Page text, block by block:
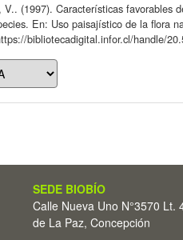
V.. (1997). Características favorables
En: Uso paisajístico de la flora
bibliotecadigital.infor.cl/handle/
SEDE BIOBÍO
Calle Nueva Uno N°3570 Lt.
de La Paz, Concepción